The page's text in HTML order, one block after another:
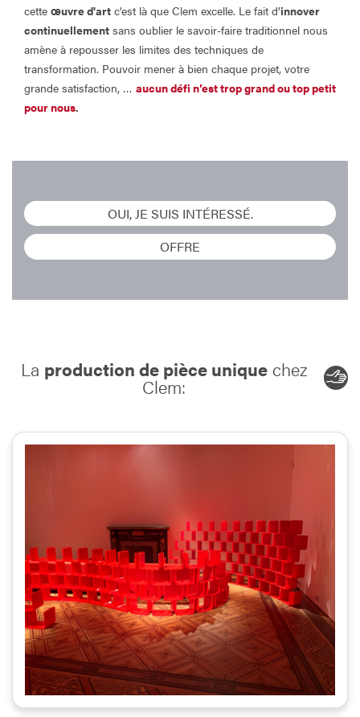
cette œuvre d'art c'est là que Clem excelle. Le fait d’innover
continuellement sans oublier le savoir-faire traditionnel nous
amène à repousser les limites des techniques de
transformation. Pouvoir mener à bien chaque projet, votre
grande satisfaction, … aucun défi n’est trop grand ou top petit
pour nous.
OUI, JE SUIS INTÉRESSÉ.
OFFRE
La production de pièce uniquechez
Clem: